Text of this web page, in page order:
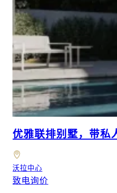
优雅联排别墅，带私
沃拉中心
致电询价